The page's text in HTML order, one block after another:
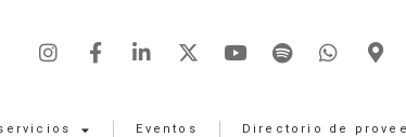
Eventos Directorio de